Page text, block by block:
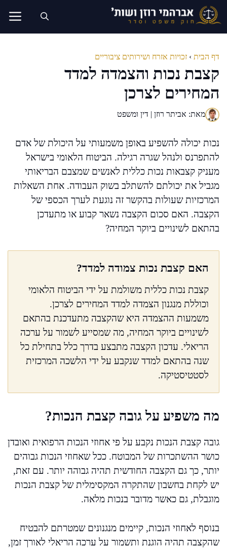
לדלג
לתוכן
דף הבית › זכויות אזרח ושירותים ציבוריים
קצבת נכות והצמדה למדד
המחירים לצרכן
מאת: אביתר רוזן | דין ומשפט
נכות יכולה להשפיע באופן משמעותי על היכולת של אדם
להתפרנס ולנהל שגרה רגילה. הביטוח הלאומי בישראל
מעניק קצבאות נכות כללית לאנשים שמצבם הבריאותי
מגביל את יכולתם להשתלב בשוק העבודה. אחת השאלות
המרכזיות שעולות בהקשר זה נוגעת לערך הכספי של
הקצבה. האם סכום הקצבה נשאר קבוע או מתעדכן
בהתאם לשינויים ביוקר המחיה?
האם קצבת נכות צמודה למדד?
קצבת נכות כללית משולמת על ידי הביטוח הלאומי
וכוללת מנגנון הצמדה למדד המחירים לצרכן.
משמעות ההצמדה היא שהקצבה מתעדכנת בהתאם
לשינויים ביוקר המחיה, מה שמסייע לשמור על ערכה
הריאלי. עדכון הקצבה מתבצע בדרך כלל בתחילת כל
שנה בהתאם למדד שנקבע על ידי הלשכה המרכזית
לסטטיסטיקה.
מה משפיע על גובה קצבת הנכות?
גובה קצבת הנכות נקבע על פי אחוזי הנכות הרפואית ואובדן
כושר ההשתכרות של המבוטח. ככל שאחוזי הנכות גבוהים
יותר, כך גם הקצבה החודשית תהיה גבוהה יותר. עם זאת,
יש לקחת בחשבון שהתקרה המקסימלית של קצבת הנכות
מוגבלת, גם כאשר מדובר בנכות מלאה.
בנוסף לאחוזי הנכות, קיימים מנגנונים שמטרתם להבטיח
שהקצבה תהיה הוגנת ותשמור על ערכה הריאלי לאורך זמן,